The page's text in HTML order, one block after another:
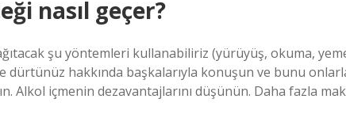
nasıl geçer?
şu yöntemleri kullanabiliriz (yürüyüş, okuma,
dürtünüz hakkında başkalarıyla konuşun ve bunu
Alkol içmenin dezavantajlarını düşünün. Daha fazla